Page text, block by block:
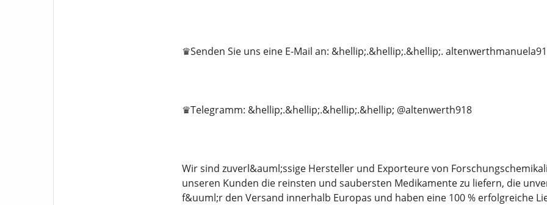
♛Senden Sie uns eine E-Mail an: &hellip;.&hellip;.&hellip;.
♛Telegramm: &hellip;.&hellip;.&hellip;.&hellip; @altenwerth918
Wir sind zuverl&auml;ssige Hersteller und Exporteure von
unseren Kunden die reinsten und saubersten Medikamente zu liefern, die
f&uuml;r den Versand innerhalb Europas und haben eine 100 % erfolgreiche